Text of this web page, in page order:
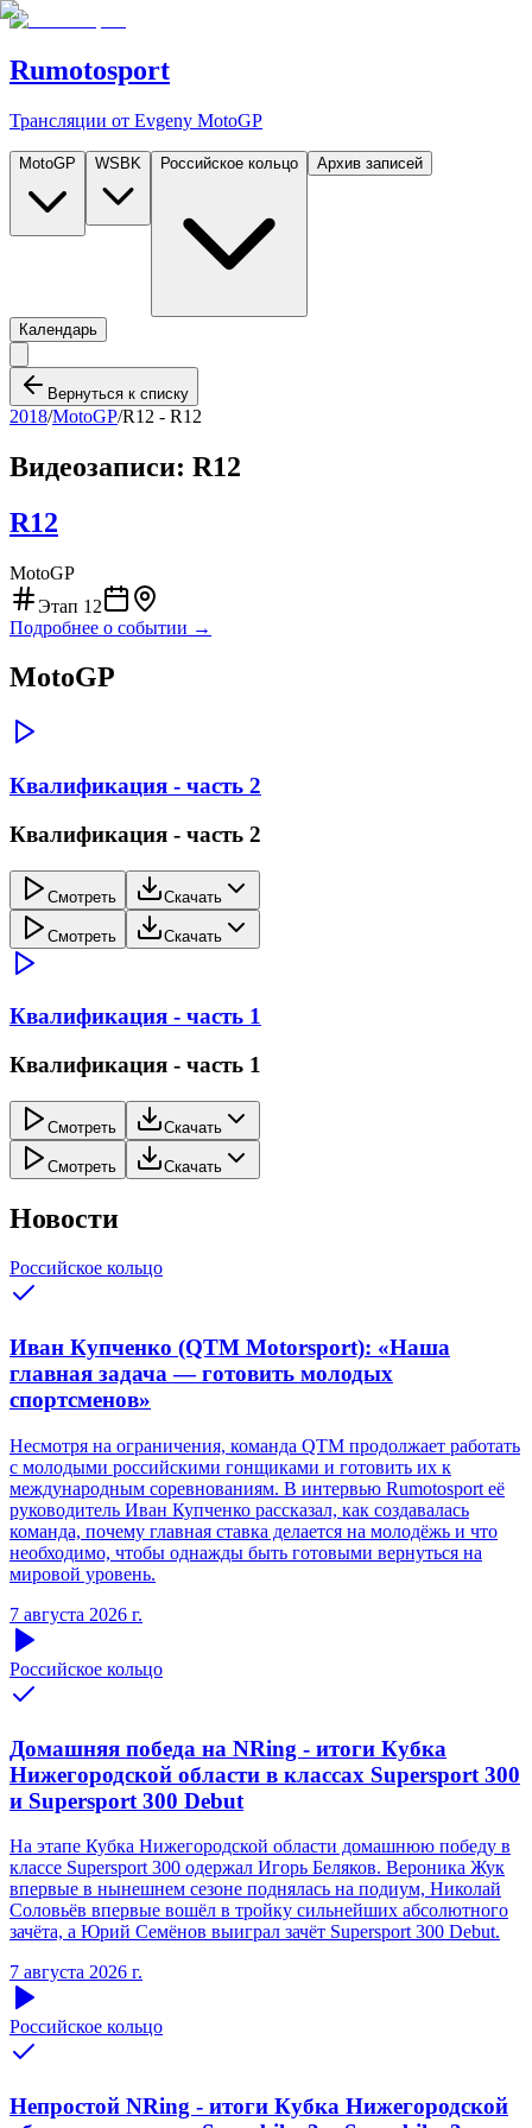
Rumotosport
Трансляции от Evgeny MotoGP
MotoGP WSBK Российское кольцо Архив записей
Календарь
Вернуться к списку
2018/MotoGP/R12 - R12
Видеозаписи: R12
R12
MotoGP
Этап 12
Подробнее о событии →
MotoGP
Квалификация - часть 2
Квалификация - часть 2
Смотреть Скачать
Смотреть Скачать
Квалификация - часть 1
Квалификация - часть 1
Смотреть Скачать
Смотреть Скачать
Новости
Российское кольцо
Иван Купченко (QTM Motorsport): «Наша
главная задача — готовить молодых
спортсменов»
Несмотря на ограничения, команда QTM продолжает работать
с молодыми российскими гонщиками и готовить их к
международным соревнованиям. В интервью Rumotosport её
руководитель Иван Купченко рассказал, как создавалась
команда, почему главная ставка делается на молодёжь и что
необходимо, чтобы однажды быть готовыми вернуться на
мировой уровень.
7 августа 2026 г.
Российское кольцо
Домашняя победа на NRing - итоги Кубка
Нижегородской области в классах Supersport 300
и Supersport 300 Debut
На этапе Кубка Нижегородской области домашнюю победу в
классе Supersport 300 одержал Игорь Беляков. Вероника Жук
впервые в нынешнем сезоне поднялась на подиум, Николай
Соловьёв впервые вошёл в тройку сильнейших абсолютного
зачёта, а Юрий Семёнов выиграл зачёт Supersport 300 Debut.
7 августа 2026 г.
Российское кольцо
Непростой NRing - итоги Кубка Нижегородской